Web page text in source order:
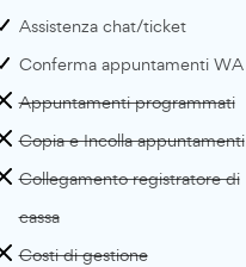
Assistenza chat/ticket
Conferma appuntamenti WA
Appuntamenti programmati
Copia e Incolla appuntamenti
Collegamento registratore di
cassa
Costi di gestione